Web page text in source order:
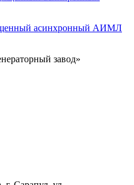
асинхронный АИМЛ
завод»